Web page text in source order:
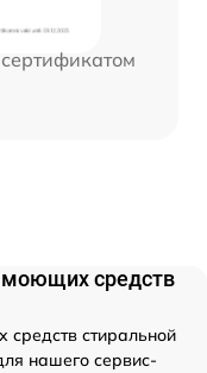
моющих средств
стиральной
нашего сервис-